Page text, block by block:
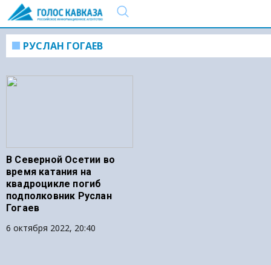
РУСЛАН ГОГАЕВ
В Северной Осетии во
время катания на
квадроцикле погиб
подполковник Руслан
Гогаев
6 октября 2022, 20:40